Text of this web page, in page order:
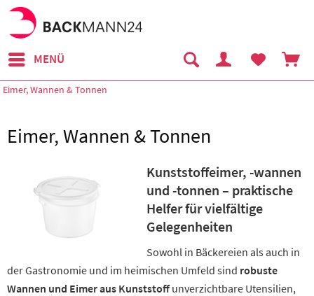
MENÜ
Eimer, Wannen & Tonnen
Eimer, Wannen & Tonnen
Kunststoffeimer, -wannen
und -tonnen – praktische
Helfer für vielfältige
Gelegenheiten
Sowohl in Bäckereien als auch in
der Gastronomie und im heimischen Umfeld sind robuste
Wannen und Eimer aus Kunststoffunverzichtbare Utensilien,